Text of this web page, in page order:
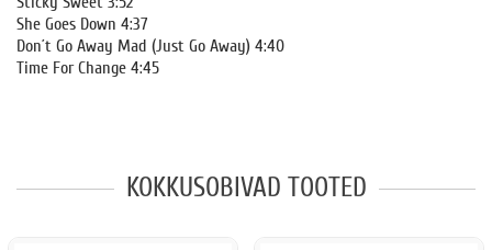
She Goes Down 4:37
Don´t Go Away Mad (Just Go Away) 4:40
Time For Change 4:45
KOKKUSOBIVAD TOOTED